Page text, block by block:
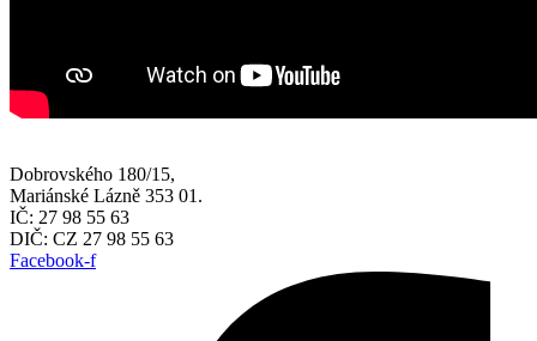
Dobrovského 180/15,
Mariánské Lázně 353 01.
IČ: 27 98 55 63
DIČ: CZ 27 98 55 63
Facebook-f